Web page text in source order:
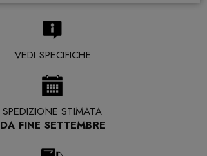
VEDI SPECIFICHE
SPEDIZIONE STIMATA
DA FINE SETTEMBRE